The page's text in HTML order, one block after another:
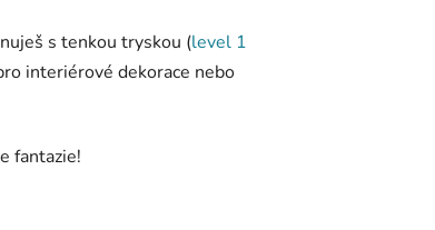
s tenkou tryskou (level 1
interiérové dekorace nebo
fantazie!